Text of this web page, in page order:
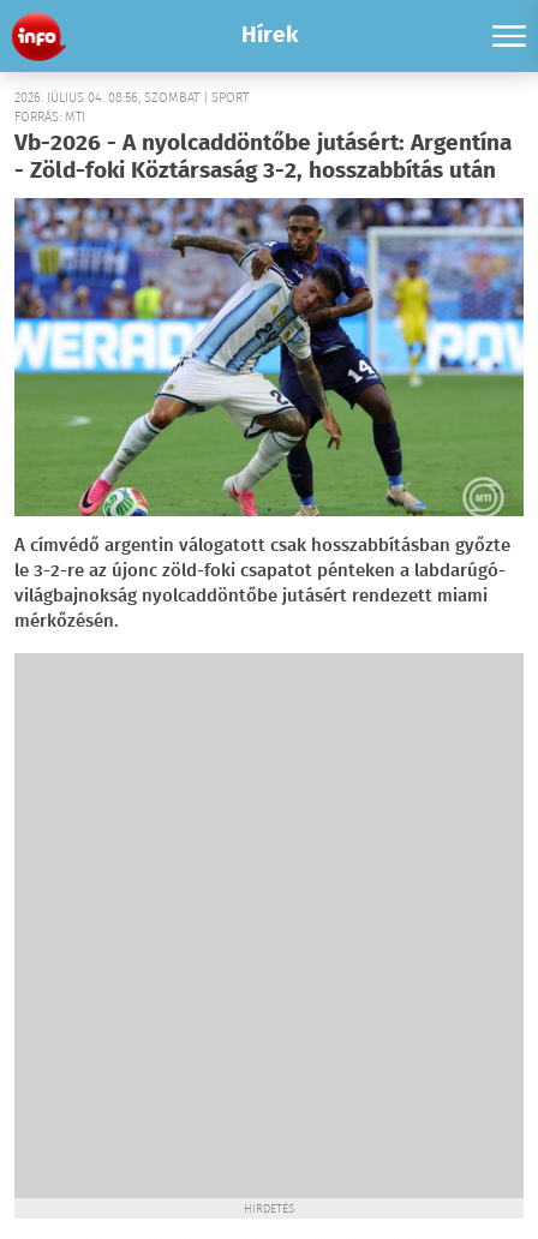
Hírek
2026. JÚLIUS 04. 08:56, SZOMBAT | SPORT
FORRÁS: MTI
Vb-2026 - A nyolcaddöntőbe jutásért: Argentína
- Zöld-foki Köztársaság 3-2, hosszabbítás után
A címvédő argentin válogatott csak hosszabbításban győzte
le 3-2-re az újonc zöld-foki csapatot pénteken a labdarúgó-
világbajnokság nyolcaddöntőbe jutásért rendezett miami
mérkőzésén.
HIRDETÉS